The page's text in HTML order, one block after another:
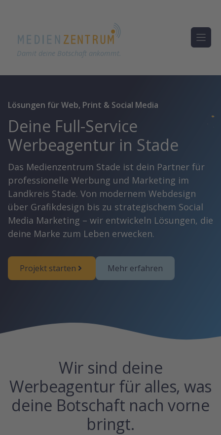
Damit deine Botschaft ankommt.
springen
Lösungen für Web, Print & Social Media
Deine Full-Service
Werbeagentur in Stade
Das Medienzentrum Stade ist dein Partner für
professionelle Werbung und Marketing im
Landkreis Stade. Von modernem Webdesign
über Grafikdesign bis zu strategischem Social
Media Marketing – wir entwickeln Lösungen, die
deine Marke zum Leben erwecken.
Projekt starten Mehr erfahren
Wir sind deine
Werbeagentur für alles, was
deine Botschaft nach vorne
bringt.